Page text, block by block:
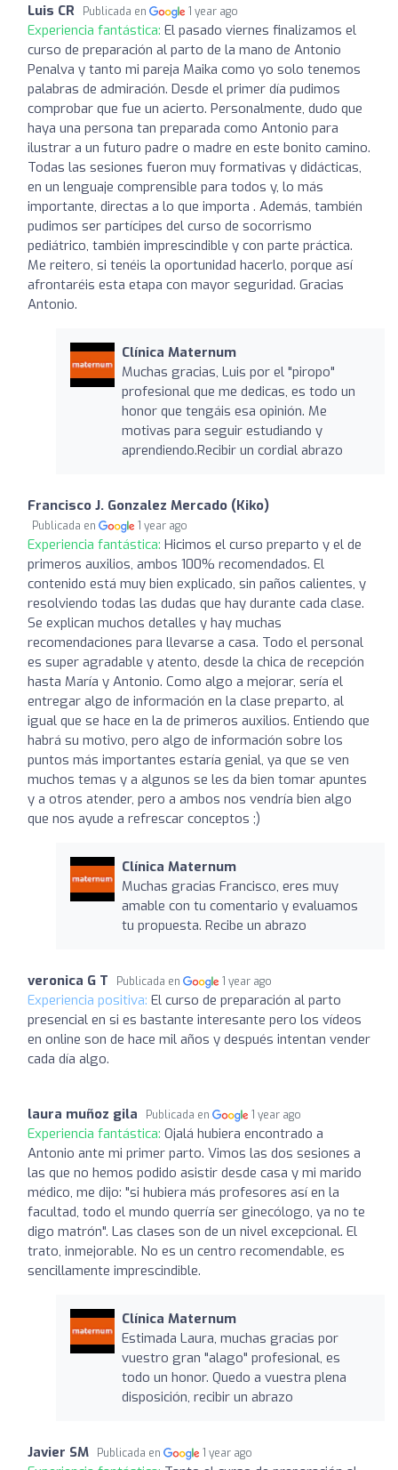
Luis CR Publicada en 1 year ago
Experiencia fantástica: El pasado viernes finalizamos el
curso de preparación al parto de la mano de Antonio
Penalva y tanto mi pareja Maika como yo solo tenemos
palabras de admiración. Desde el primer día pudimos
comprobar que fue un acierto. Personalmente, dudo que
haya una persona tan preparada como Antonio para
ilustrar a un futuro padre o madre en este bonito camino.
Todas las sesiones fueron muy formativas y didácticas,
en un lenguaje comprensible para todos y, lo más
importante, directas a lo que importa . Además, también
pudimos ser partícipes del curso de socorrismo
pediátrico, también imprescindible y con parte práctica.
Me reitero, si tenéis la oportunidad hacerlo, porque así
afrontaréis esta etapa con mayor seguridad. Gracias
Antonio.
Clínica Maternum
Muchas gracias, Luis por el "piropo"
profesional que me dedicas, es todo un
honor que tengáis esa opinión. Me
motivas para seguir estudiando y
aprendiendo.Recibir un cordial abrazo
Francisco J. Gonzalez Mercado (Kiko)
Publicada en 1 year ago
Experiencia fantástica: Hicimos el curso preparto y el de
primeros auxilios, ambos 100% recomendados. El
contenido está muy bien explicado, sin paños calientes, y
resolviendo todas las dudas que hay durante cada clase.
Se explican muchos detalles y hay muchas
recomendaciones para llevarse a casa. Todo el personal
es super agradable y atento, desde la chica de recepción
hasta María y Antonio. Como algo a mejorar, sería el
entregar algo de información en la clase preparto, al
igual que se hace en la de primeros auxilios. Entiendo que
habrá su motivo, pero algo de información sobre los
puntos más importantes estaría genial, ya que se ven
muchos temas y a algunos se les da bien tomar apuntes
y a otros atender, pero a ambos nos vendría bien algo
que nos ayude a refrescar conceptos ;)
Clínica Maternum
Muchas gracias Francisco, eres muy
amable con tu comentario y evaluamos
tu propuesta. Recibe un abrazo
veronica G T Publicada en 1 year ago
Experiencia positiva: El curso de preparación al parto
presencial en si es bastante interesante pero los vídeos
en online son de hace mil años y después intentan vender
cada día algo.
laura muñoz gila Publicada en 1 year ago
Experiencia fantástica: Ojalá hubiera encontrado a
Antonio ante mi primer parto. Vimos las dos sesiones a
las que no hemos podido asistir desde casa y mi marido
médico, me dijo: "si hubiera más profesores así en la
facultad, todo el mundo querría ser ginecólogo, ya no te
digo matrón". Las clases son de un nivel excepcional. El
trato, inmejorable. No es un centro recomendable, es
sencillamente imprescindible.
Clínica Maternum
Estimada Laura, muchas gracias por
vuestro gran "alago" profesional, es
todo un honor. Quedo a vuestra plena
disposición, recibir un abrazo
Javier SM Publicada en 1 year ago